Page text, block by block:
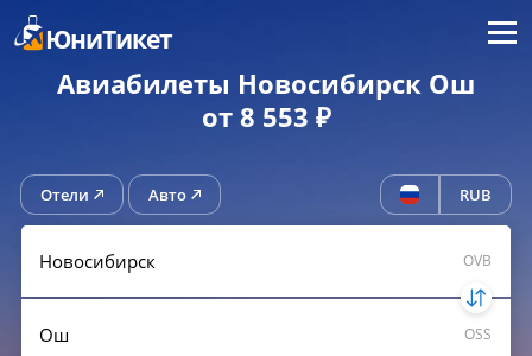
ЮниТикет Меню
Авиабилеты Новосибирск Ош
от 8 553 ₽
Отели Авто RUB
OVB
OSS